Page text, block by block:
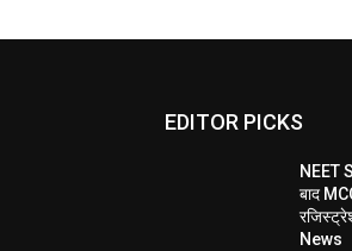
EDITOR PICKS
NEET
बाद
News